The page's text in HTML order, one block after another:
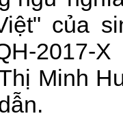
của
2017-
Minh